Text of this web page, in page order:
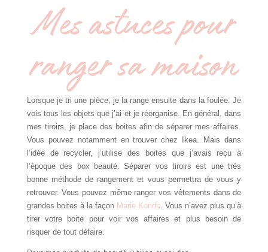
Mes astuces pour
ranger sa maison
Lorsque je tri une pièce, je la range ensuite dans la foulée. Je
vois tous les objets que j’ai et je réorganise. En général, dans
mes tiroirs, je place des boites afin de séparer mes affaires.
Vous pouvez notamment en trouver chez Ikea. Mais dans
l’idée de recycler, j’utilise des boites que j’avais reçu à
l’époque des box beauté. Séparer vos tiroirs est une très
bonne méthode de rangement et vous permettra de vous y
retrouver. Vous pouvez même ranger vos vêtements dans de
grandes boites à la façon Marie Kondo . Vous n’avez plus qu’à
tirer votre boite pour voir vos affaires et plus besoin de
risquer de tout défaire.